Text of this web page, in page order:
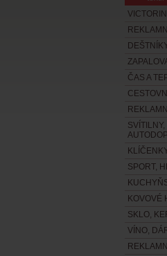
ČAS A
SVÍTILNY,
SPORT,
KOVOVÉ
SKLO,
VÍNO,